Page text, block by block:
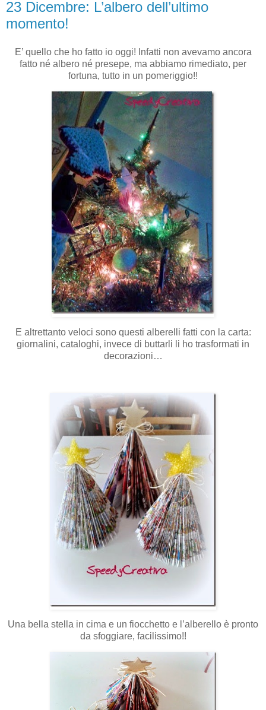
23 Dicembre: L’albero dell’ultimo
momento!
E’ quello che ho fatto io oggi! Infatti non avevamo ancora
fatto né albero né presepe, ma abbiamo rimediato, per
fortuna, tutto in un pomeriggio!!
E altrettanto veloci sono questi alberelli fatti con la carta:
giornalini, cataloghi, invece di buttarli li ho trasformati in
decorazioni…
Una bella stella in cima e un fiocchetto e l’alberello è pronto
da sfoggiare, facilissimo!!